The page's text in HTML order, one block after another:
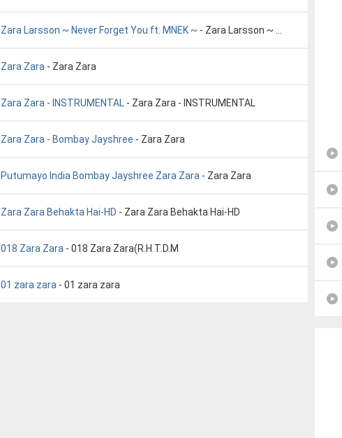
Zara Larsson ~ Never Forget You ft. MNEK ~ - Zara Larsson ~ Never Forget You ft. MNEK ~
Zara Zara - Zara Zara
Zara Zara - INSTRUMENTAL - Zara Zara - INSTRUMENTAL
Zara Zara - Bombay Jayshree - Zara Zara
Putumayo India Bombay Jayshree Zara Zara - Zara Zara
Zara Zara Behakta Hai-HD - Zara Zara Behakta Hai-HD
018 Zara Zara - 018 Zara Zara(R.H.T.D.M
01 zara zara - 01 zara zara